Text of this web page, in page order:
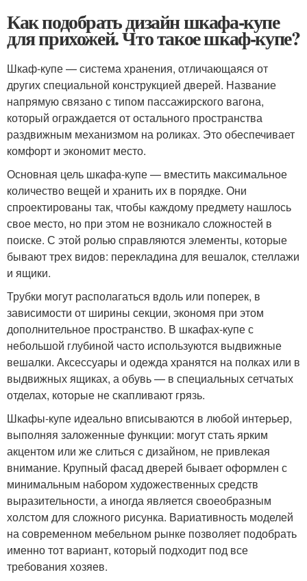
Как подобрать дизайн шкафа-купе
для прихожей. Что такое шкаф-купе?
Шкаф-купе — система хранения, отличающаяся от
других специальной конструкцией дверей. Название
напрямую связано с типом пассажирского вагона,
который ограждается от остального пространства
раздвижным механизмом на роликах. Это обеспечивает
комфорт и экономит место.
Основная цель шкафа-купе — вместить максимальное
количество вещей и хранить их в порядке. Они
спроектированы так, чтобы каждому предмету нашлось
свое место, но при этом не возникало сложностей в
поиске. С этой ролью справляются элементы, которые
бывают трех видов: перекладина для вешалок, стеллажи
и ящики.
Трубки могут располагаться вдоль или поперек, в
зависимости от ширины секции, экономя при этом
дополнительное пространство. В шкафах-купе с
небольшой глубиной часто используются выдвижные
вешалки. Аксессуары и одежда хранятся на полках или в
выдвижных ящиках, а обувь — в специальных сетчатых
отделах, которые не скапливают грязь.
Шкафы-купе идеально вписываются в любой интерьер,
выполняя заложенные функции: могут стать ярким
акцентом или же слиться с дизайном, не привлекая
внимание. Крупный фасад дверей бывает оформлен с
минимальным набором художественных средств
выразительности, а иногда является своеобразным
холстом для сложного рисунка. Вариативность моделей
на современном мебельном рынке позволяет подобрать
именно тот вариант, который подходит под все
требования хозяев.